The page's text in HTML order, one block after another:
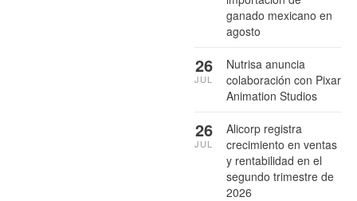
ganado mexicano en
agosto
Nutrisa anuncia
colaboración con Pixar
Animation Studios
26
JUL
Alicorp registra
crecimiento en ventas
y rentabilidad en el
segundo trimestre de
2026
26
JUL